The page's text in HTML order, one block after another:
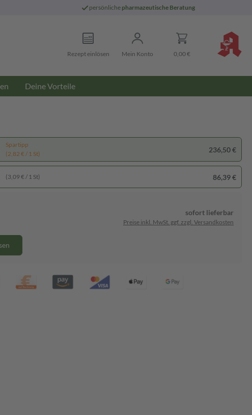
persönliche pharmazeutische Beratung
Rezept einlösen Mein Konto 0,00 €
Deine Vorteile
Spartipp
(2,82 € / 1 St)
236,50 €
(3,09 € / 1 St) 86,39 €
sofort lieferbar
Preise inkl. MwSt. ggf. zzgl. Versandkosten